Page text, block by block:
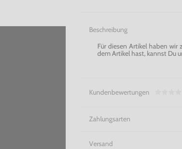
Beschreibung
Für diesen Artikel haben wir
dem Artikel hast, kannst Du
Kundenbewertungen
Zahlungsarten
Versand